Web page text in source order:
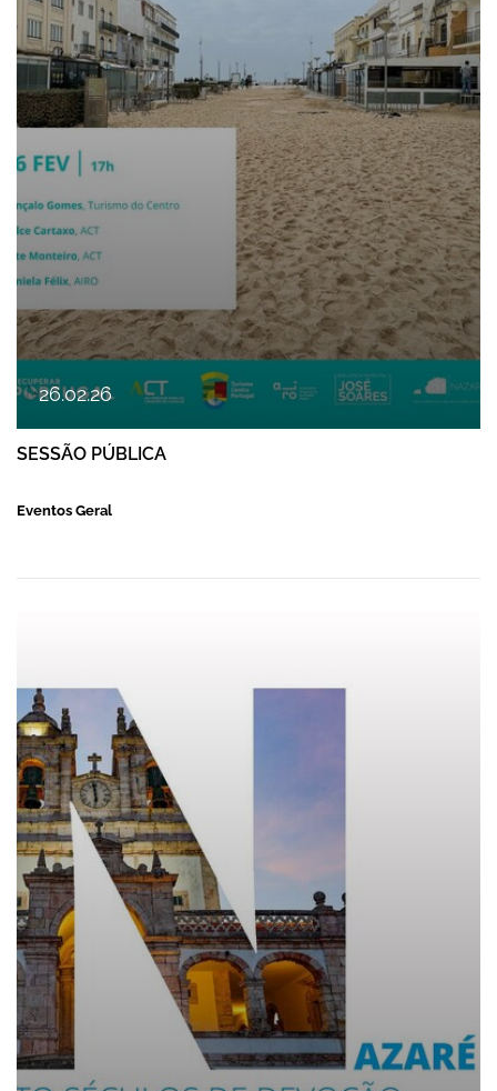
26.02.26
SESSÃO PÚBLICA
Eventos Geral